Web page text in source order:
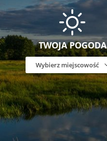
TWOJA POGODA
Wybierz miejscowość